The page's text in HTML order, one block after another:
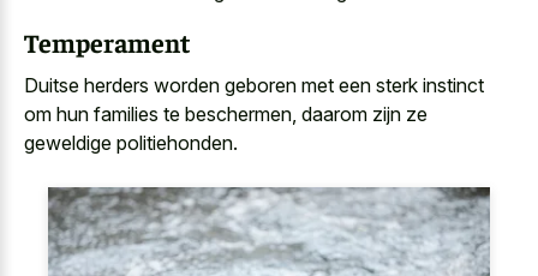
Temperament
Duitse herders worden geboren met een sterk instinct
om hun families te beschermen, daarom zijn ze
geweldige politiehonden.